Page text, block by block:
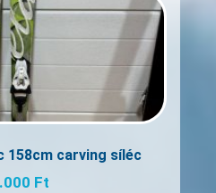
158cm carving síléc
Ft